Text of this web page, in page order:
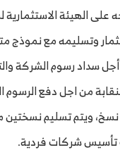
الهيئة
وتسليمه مع نموذج
سداد رسوم الشركة
من اجل دفع الرسوم
نسخ، ويتم تسليم
تأسيس شركات فردية.